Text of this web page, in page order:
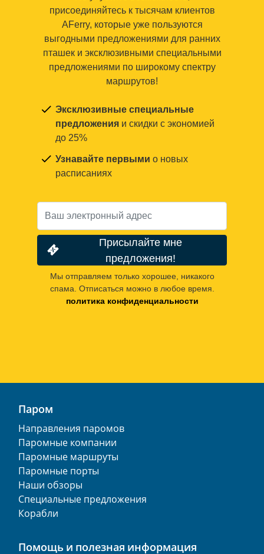
присоединяйтесь к тысячам клиентов
AFerry, которые уже пользуются
выгодными предложениями для ранних
пташек и эксклюзивными специальными
предложениями по широкому спектру
маршрутов!
Эксклюзивные специальные
предложения и скидки с экономией
до 25%
Узнавайте первыми о новых
расписаниях
Присылайте мне
предложения!
Мы отправляем только хорошее, никакого
спама. Отписаться можно в любое время.
политика конфиденциальности
Паром
Направления паромов
Паромные компании
Паромные маршруты
Паромные порты
Наши обзоры
Специальные предложения
Корабли
Помощь и полезная информация